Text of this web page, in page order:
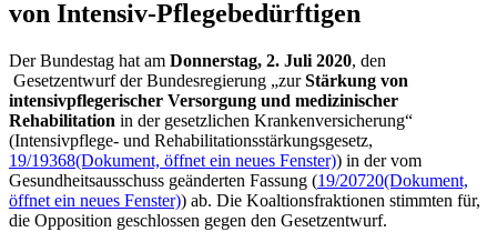
von Intensiv-Pflege­bedürftigen
Der Bundestag hat am Donnerstag, 2. Juli 2020, den
Gesetzentwurf der Bundesregierung „zurStärkung von
intensivpflegerischer Versorgung und medizinischer
Rehabilitation in der gesetzlichen Krankenversicherung“
(Intensivpflege- und Rehabilitationsstärkungsgesetz,
19/19368(Dokument, öffnet ein neues Fenster)) in der vom
Gesundheitsausschuss geänderten Fassung (19/20720(Dokument,
öffnet ein neues Fenster)) ab. Die Koaltionsfraktionen stimmten für,
die Opposition geschlossen gegen den Gesetzentwurf.